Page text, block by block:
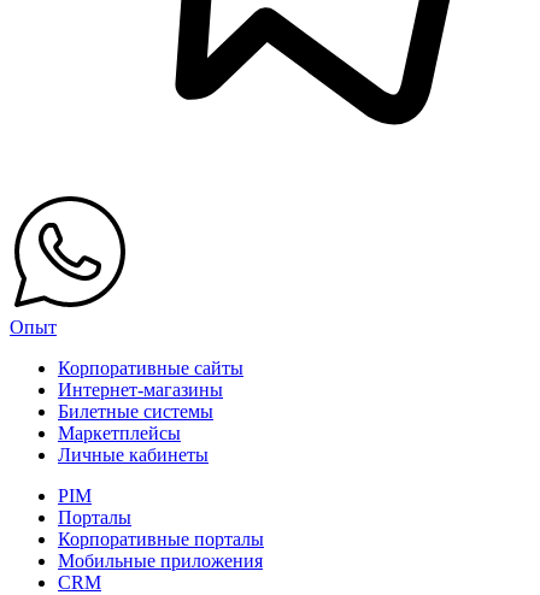
Опыт
Корпоративные сайты
Интернет-магазины
Билетные системы
Маркетплейсы
Личные кабинеты
PIM
Порталы
Корпоративные порталы
Мобильные приложения
CRM